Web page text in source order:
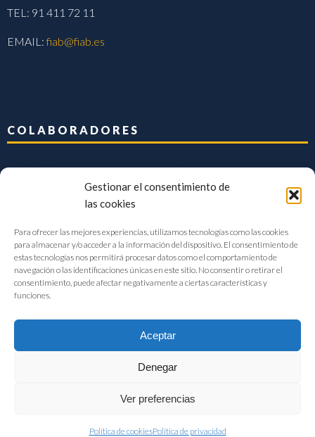
Gestionar el consentimiento de
las cookies
Para ofrecer las mejores experiencias, utilizamos tecnologías como las cookies
para almacenar y/o acceder a la información del dispositivo. El consentimiento de
estas tecnologías nos permitirá procesar datos como el comportamiento de
navegación o las identificaciones únicas en este sitio. No consentir o retirar el
consentimiento, puede afectar negativamente a ciertas características y
funciones.
Aceptar
Denegar
Ver preferencias
Política de cookiesPolítica de privacidad
TEL: 91 411 72 11
EMAIL:fiab@fiab.es
COLABORADORES
FIAB Federación Española de Industrias de la Alimentación y Bebidas